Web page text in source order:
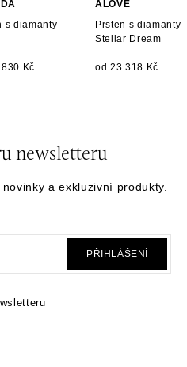
s diamanty
Kč
ALOVE
Prsten s diamanty
Stellar Dream
od 23 318 Kč
newsletteru
a exkluzivní produkty.
PŘIHLÁŠENÍ